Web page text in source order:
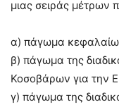
μιας σειράς μέτρων
α) πάγωμα
β) πάγωμα της
Κοσοβάρων για την
γ) πάγωμα της